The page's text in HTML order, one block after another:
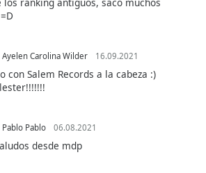
Ayelen Carolina Wilder 16.09.2021
con Salem Records a la cabeza :)
Pablo Pablo 06.08.2021
desde mdp